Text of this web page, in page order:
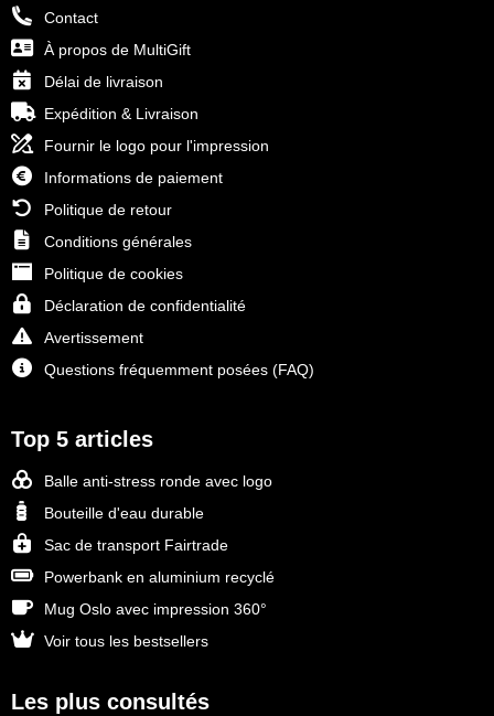
Contact
À propos de MultiGift
Délai de livraison
Expédition & Livraison
Fournir le logo pour l'impression
Informations de paiement
Politique de retour
Conditions générales
Politique de cookies
Déclaration de confidentialité
Avertissement
Questions fréquemment posées (FAQ)
Top 5 articles
Balle anti-stress ronde avec logo
Bouteille d'eau durable
Sac de transport Fairtrade
Powerbank en aluminium recyclé
Mug Oslo avec impression 360°
Voir tous les bestsellers
Les plus consultés